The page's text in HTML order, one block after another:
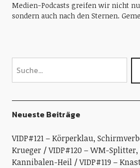
Medien-Podcasts greifen wir nicht
sondern auch nach den Sternen.
Neueste Beiträge
VIDP#121 – Körperklau,
Krueger
VIDP#120 – WM-
Kannibalen-Heil
VIDP#119 –